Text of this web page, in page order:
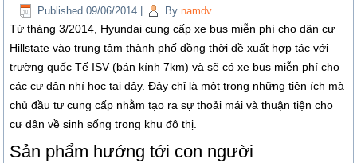
Published 09/06/2014 By namdv
Từ tháng 3/2014, Hyundai cung cấp xe bus miễn phí cho dân cư
Hillstate vào trung tâm thành phố đồng thời đề xuất hợp tác với
trường quốc Tế ISV (bán kính 7km) và sẽ có xe bus miễn phí cho
các cư dân nhí học tại đây. Đây chỉ là một trong những tiện ích mà
chủ đầu tư cung cấp nhằm tạo ra sự thoải mái và thuận tiện cho
cư dân về sinh sống trong khu đô thị.
Sản phẩm hướng tới con người